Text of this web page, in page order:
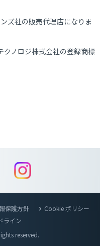
ズ社の販売代理店になりま
クノロジ株式会社の登録商標
保護方針
Cookie ポリシー
ライン
reserved.